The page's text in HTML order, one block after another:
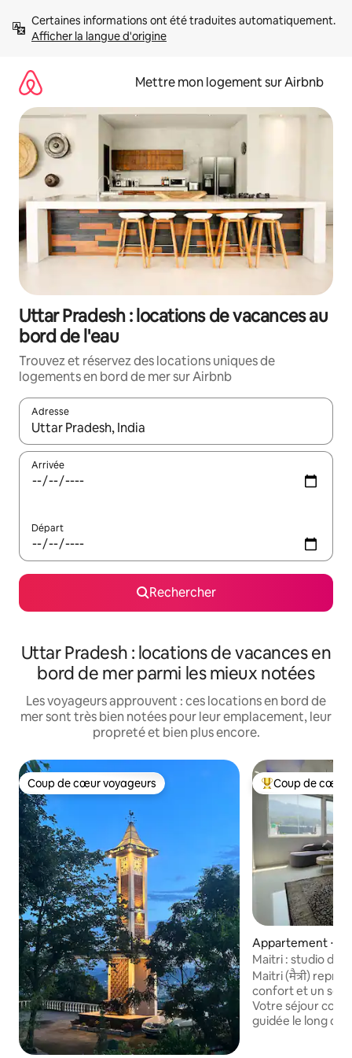
directement
Afficher la langue d'origine
Mettre mon logement sur Airbnb
Uttar Pradesh : locations de vacances au
bord de l'eau
Trouvez et réservez des locations uniques de
logements en bord de mer sur Airbnb
Adresse
Lorsque les résultats s'affichent, utilisez les flèches vers le
Arrivée
Départ
Rechercher
Uttar Pradesh : locations de vacances en
bord de mer parmi les mieux notées
Les voyageurs approuvent : ces locations en bord de
mer sont très bien notées pour leur emplacement, leur
propreté et bien plus encore.
Coup de cœur voyageurs
Coup de cœur voyageurs Coups de cœur
Coup de cœur
Appartement ⋅
Maitri : studio de
Aarti VIP
Maitri (मैत्री)
confort et un
Votre séjour
guidée le long de